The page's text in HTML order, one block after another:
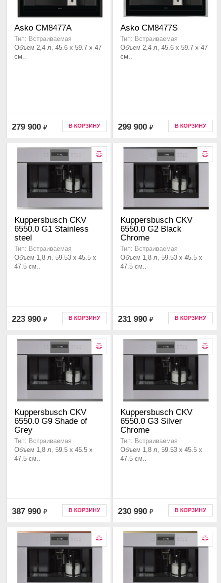
Asko CM8477A
Тип: Встраиваемая
Объем 2,4 л, 45.6 x 59.7 x 47
см..
279 900 ₽ В КОРЗИНУ
Asko CM8477S
Тип: Встраиваемая
Объем 2,4 л, 45.6 x 59.7 x 47
см..
299 900 ₽ В КОРЗИНУ
Kuppersbusch CKV
6550.0 G1 Stainless
steel
Тип: Встраиваемая
Объем 1,8 л, 59.53 x 45.5 x
47.5 см..
223 990 ₽ В КОРЗИНУ
Kuppersbusch CKV
6550.0 G2 Black
Chrome
Тип: Встраиваемая
Объем 1,8 л, 59.53 x 45.5 x
47.5 см..
231 990 ₽ В КОРЗИНУ
Kuppersbusch CKV
6550.0 G9 Shade of
Grey
Тип: Встраиваемая
Объем 1,8 л, 59.5 x 45.5 x
47.5 см..
387 990 ₽ В КОРЗИНУ
Kuppersbusch CKV
6550.0 G3 Silver
Chrome
Тип: Встраиваемая
Объем 1,8 л, 59.53 x 45.5 x
47.5 см..
230 990 ₽ В КОРЗИНУ